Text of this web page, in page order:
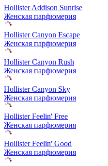
Hollister Addison Sunrise
Женская парфюмерия
Hollister Canyon Escape
Женская парфюмерия
Hollister Canyon Rush
Женская парфюмерия
Hollister Canyon Sky
Женская парфюмерия
Hollister Feelin' Free
Женская парфюмерия
Hollister Feelin' Good
Женская парфюмерия